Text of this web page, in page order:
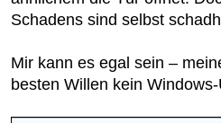
Schadens sind selbst
Mir kann es egal sein –
besten Willen kein